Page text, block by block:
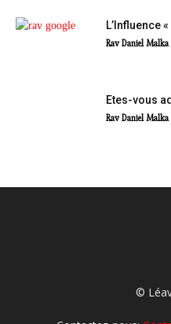
L’Influence
Rav Daniel Malka
Etes-vous
Rav Daniel Malka
©